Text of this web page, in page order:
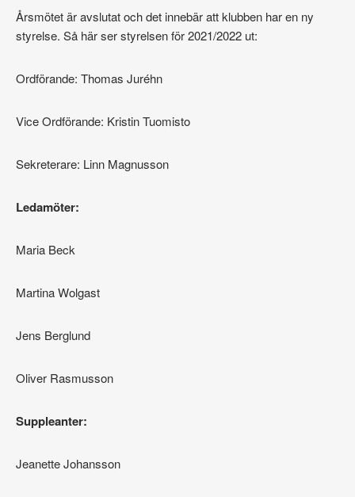
Årsmötet är avslutat och det innebär att klubben har en ny
styrelse. Så här ser styrelsen för 2021/2022 ut:
Ordförande: Thomas Juréhn
Vice Ordförande: Kristin Tuomisto
Sekreterare: Linn Magnusson
Ledamöter:
Maria Beck
Martina Wolgast
Jens Berglund
Oliver Rasmusson
Suppleanter:
Jeanette Johansson